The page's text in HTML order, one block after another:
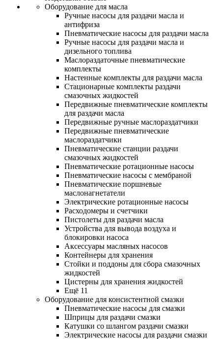
Оборудование для масла
Ручные насосы для раздачи масла и
антифриза
Пневматические насосы для раздачи масла
Ручные насосы для раздачи масла и
дизельного топлива
Маслораздаточные пневматические
комплекты
Настенные комплекты для раздачи масла
Стационарные комплекты раздачи
смазочных жидкостей
Передвижные пневматические комплекты
для раздачи масла
Передвижные ручные маслораздатчики
Передвижные пневматические
маслораздатчики
Пневматические станции раздачи
смазочных жидкостей
Пневматические ротационные насосы
Пневматические насосы с мембраной
Пневматические поршневые
маслонагнетатели
Электрические ротационные насосы
Расходомеры и счетчики
Пистолеты для раздачи масла
Устройства для вывода воздуха и
блокировки насоса
Аксессуары масляных насосов
Контейнеры для хранения
Стойки и поддоны для сбора смазочных
жидкостей
Цистерны для хранения жидкостей
Ещё 11
Оборудование для консистентной смазки
Пневматические насосы для смазки
Шприцы для раздачи смазки
Катушки со шлангом раздачи смазки
Электрические насосы для раздачи смазки